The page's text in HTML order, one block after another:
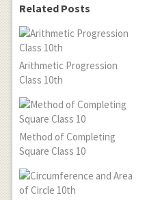
Related Posts
Arithmetic Progression
Class 10th
Method of Completing
Square Class 10